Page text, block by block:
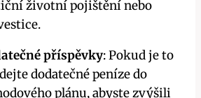
životní pojištění nebo
příspěvky: Pokud je to
dodatečné peníze do
plánu, abyste zvýšili